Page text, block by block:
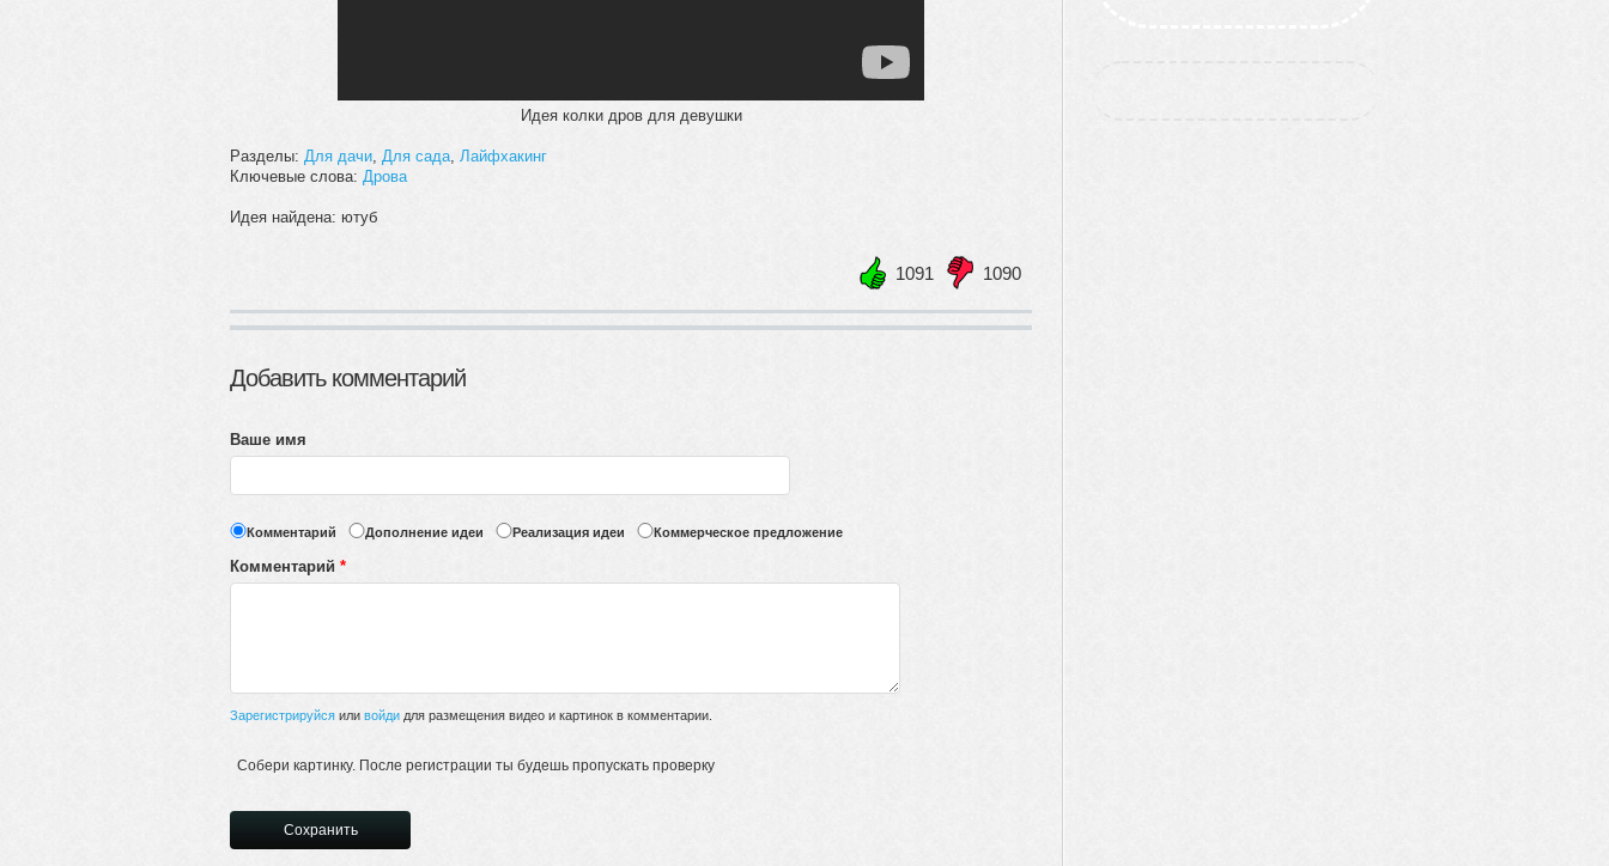
Идея колки дров для девушки
Разделы: Для дачи, Для сада, Лайфхакинг
Ключевые слова: Дрова
Идея найдена: ютуб
1091 1090
Добавить комментарий
Ваше имя
Комментарий Дополнение идеи Реализация идеи Коммерческое предложение
Комментарий *
Зарегистрируйся или войди для размещения видео и картинок в комментарии.
Собери картинку. После регистрации ты будешь пропускать проверку